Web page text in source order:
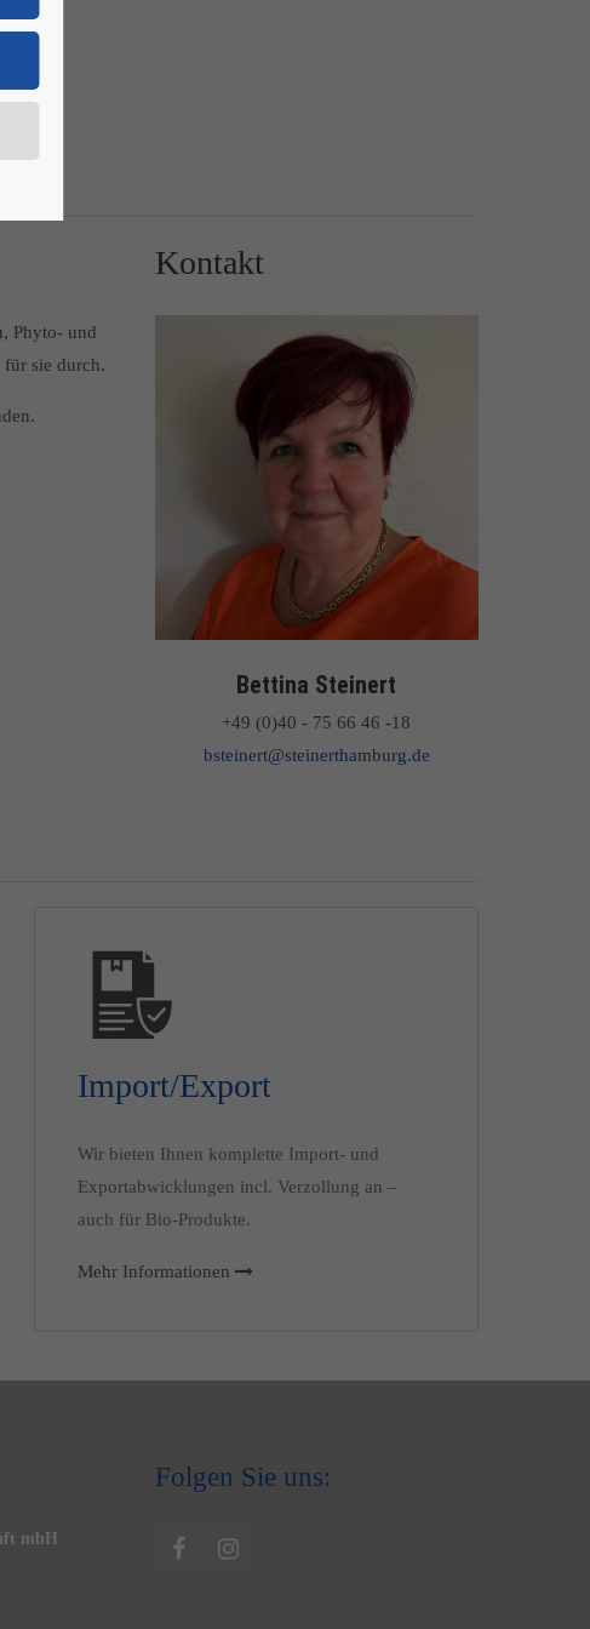
Phyto- und
sie durch.
Kontakt
Bettina Steinert
+49 (0)40 - 75 66 46 -18
bsteinert@steinerthamburg.de
Import/Export
Wir bieten Ihnen komplette Import- und
Exportabwicklungen incl. Verzollung an –
auch für Bio-Produkte.
Mehr Informationen
mbH
Folgen Sie uns: